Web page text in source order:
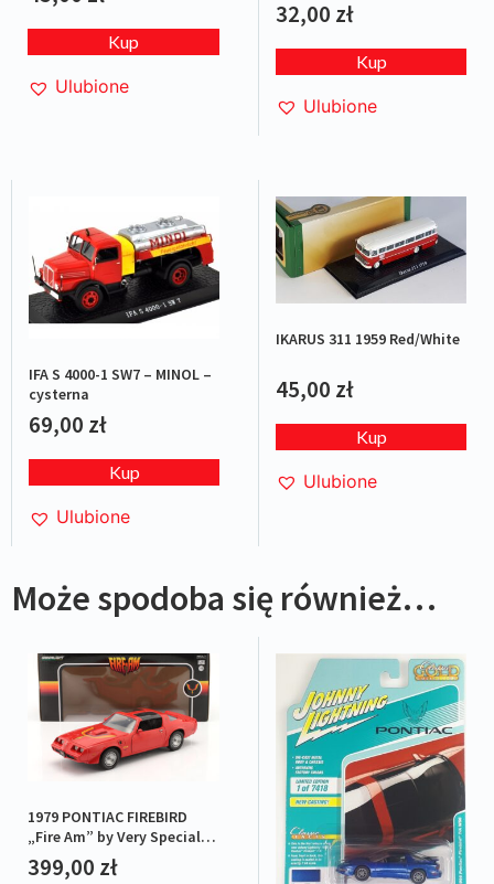
Kup
Ulubione
32,00 zł
Kup
Ulubione
IFA S 4000-1 SW7 – MINOL –
cysterna
69,00 zł
Kup
Ulubione
IKARUS 311 1959 Red/White
45,00 zł
Kup
Ulubione
Może spodoba się również…
1979 PONTIAC FIREBIRD
„Fire Am” by Very Special
Equipment (VSE) Red
399,00 zł